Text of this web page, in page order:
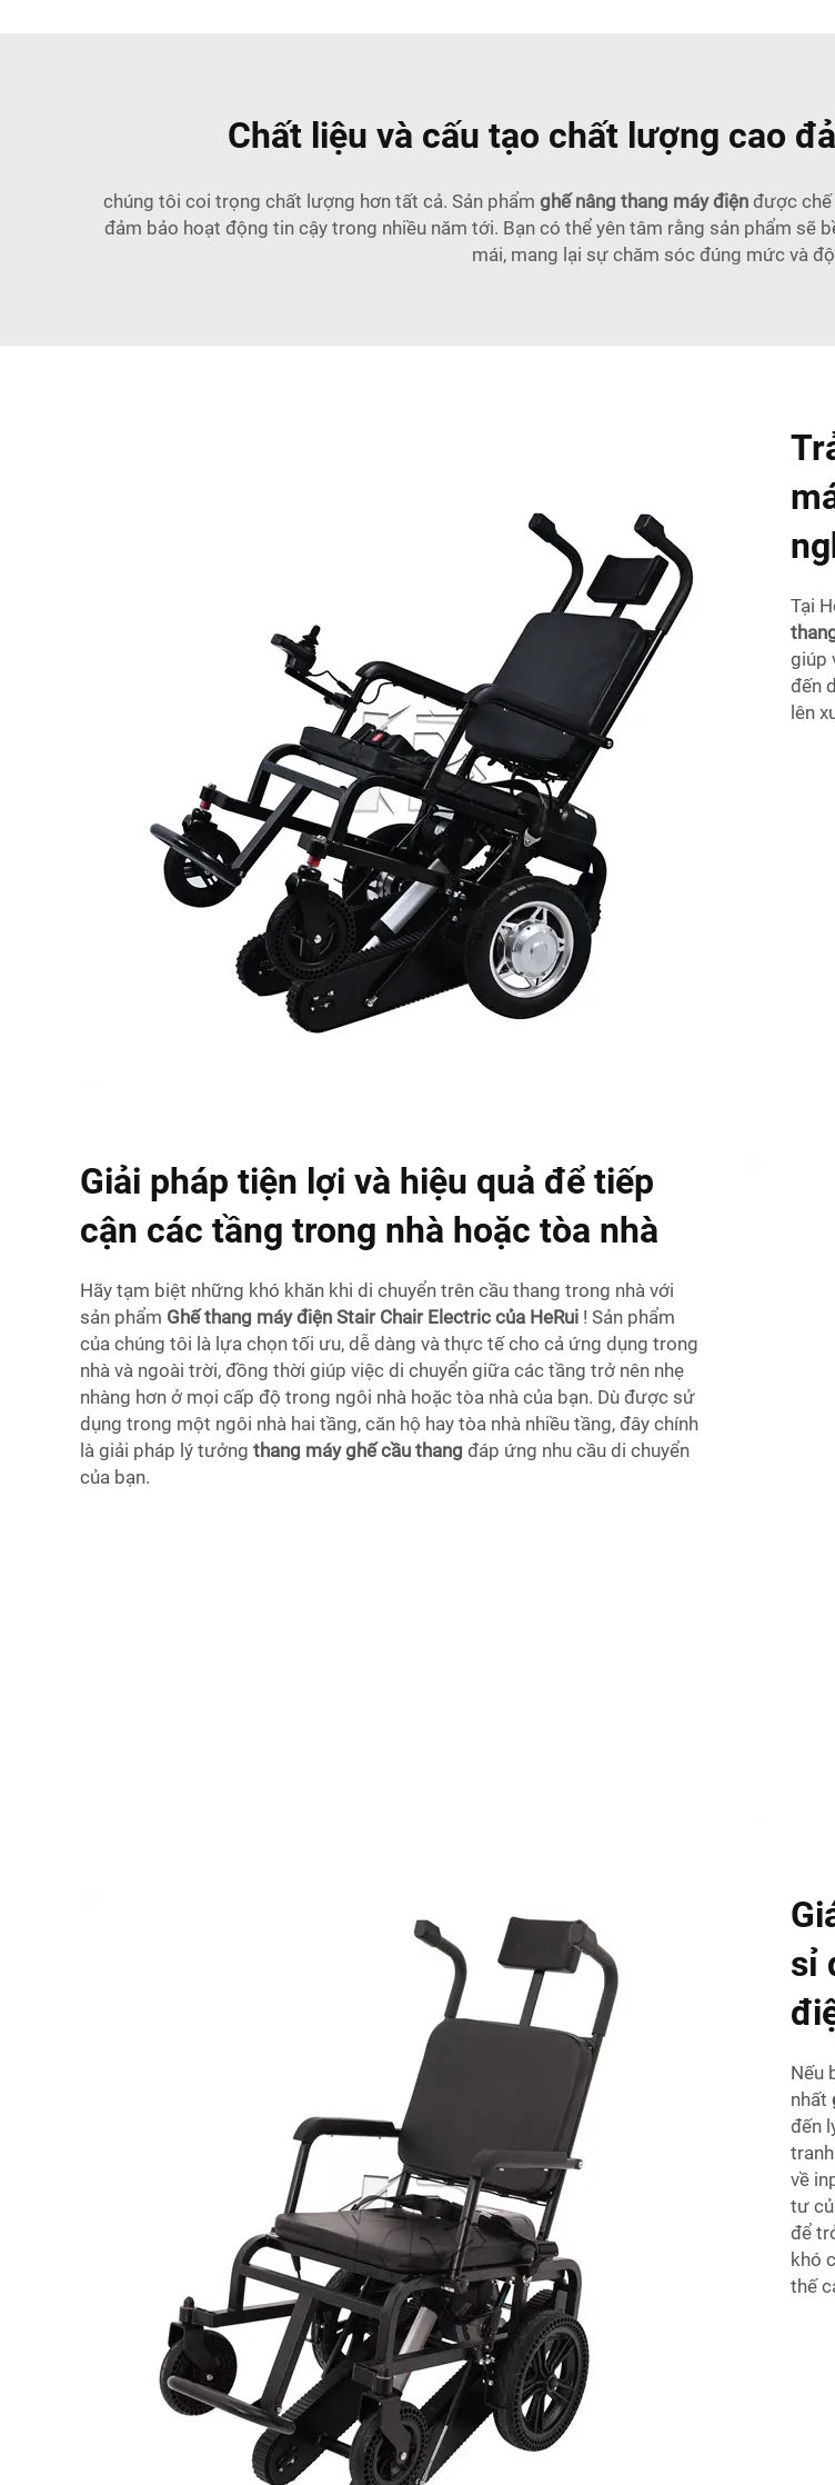
Chất liệu và cấu tạo chất lượng cao
chúng tôi coi trọng chất lượng hơn tất cả. Sản phẩm ghế nâng thang máy điện được chế
đảm bảo hoạt động tin cậy trong nhiều năm tới. Bạn có thể yên tâm rằng sản phẩm sẽ
mái, mang lại sự chăm sóc đúng mức và
Tại
giúp
đến
lên
Giải pháp tiện lợi và hiệu quả để tiếp
cận các tầng trong nhà hoặc tòa nhà
Hãy tạm biệt những khó khăn khi di chuyển trên cầu thang trong nhà với
sản phẩm Ghế thang máy điện Stair Chair Electric của HeRui ! Sản phẩm
của chúng tôi là lựa chọn tối ưu, dễ dàng và thực tế cho cả ứng dụng trong
nhà và ngoài trời, đồng thời giúp việc di chuyển giữa các tầng trở nên nhẹ
nhàng hơn ở mọi cấp độ trong ngôi nhà hoặc tòa nhà của bạn. Dù được sử
dụng trong một ngôi nhà hai tầng, căn hộ hay tòa nhà nhiều tầng, đây chính
là giải pháp lý tưởng thang máy ghế cầu thang đáp ứng nhu cầu di chuyển
của bạn.
sỉ
Nếu
nhất
đến
về
tư
để
khó
thế